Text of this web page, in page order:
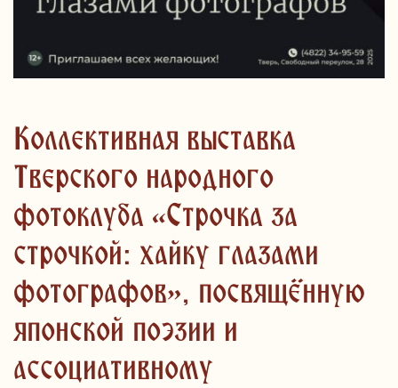
Коллективная выставка
Тверского народного
фотоклуба «Строчка за
строчкой: хайку глазами
фотографов», посвящённую
японской поэзии и
ассоциативному